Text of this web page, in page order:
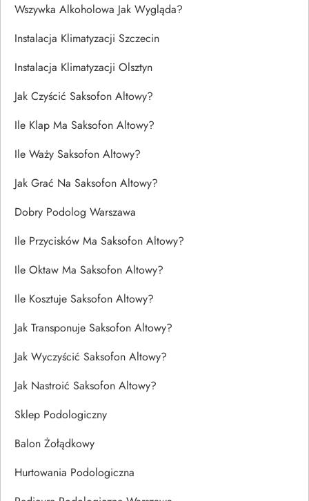
Wszywka Alkoholowa Jak Wygląda?
Instalacja Klimatyzacji Szczecin
Instalacja Klimatyzacji Olsztyn
Jak Czyścić Saksofon Altowy?
Ile Klap Ma Saksofon Altowy?
Ile Waży Saksofon Altowy?
Jak Grać Na Saksofon Altowy?
Dobry Podolog Warszawa
Ile Przycisków Ma Saksofon Altowy?
Ile Oktaw Ma Saksofon Altowy?
Ile Kosztuje Saksofon Altowy?
Jak Transponuje Saksofon Altowy?
Jak Wyczyścić Saksofon Altowy?
Jak Nastroić Saksofon Altowy?
Sklep Podologiczny
Balon Żołądkowy
Hurtowania Podologiczna